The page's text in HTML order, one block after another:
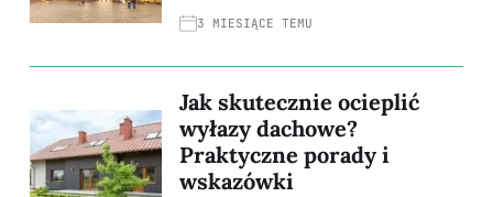
3 MIESIĄCE TEMU
Jak skutecznie ocieplić
wyłazy dachowe?
Praktyczne porady i
wskazówki